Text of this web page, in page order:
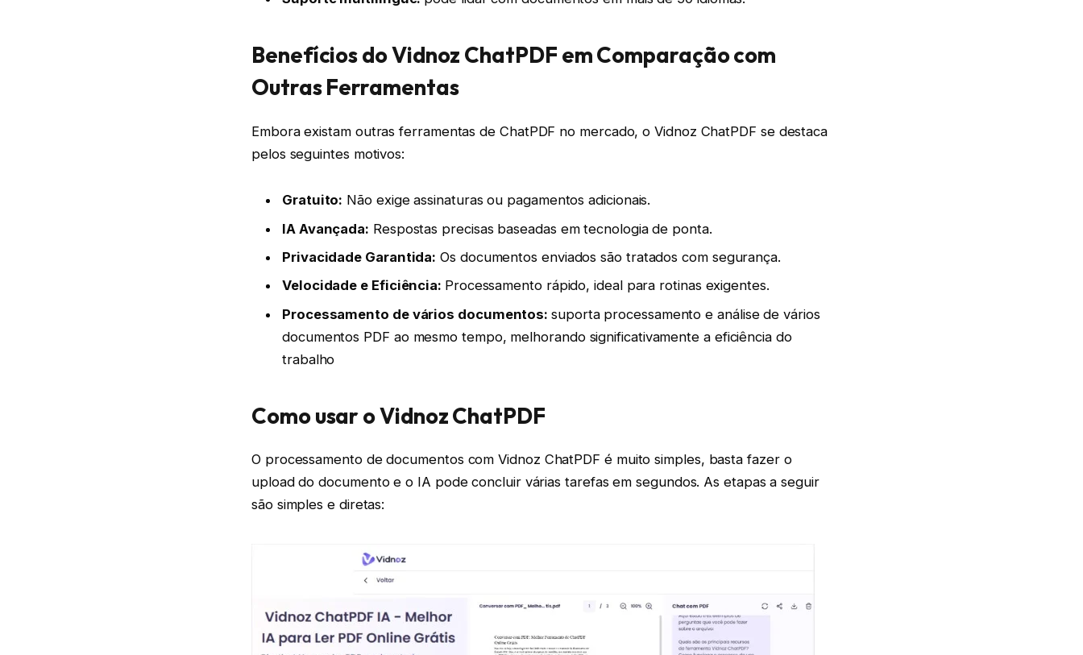
Benefícios do Vidnoz ChatPDF em Comparação com
Outras Ferramentas
Embora existam outras ferramentas de ChatPDF no mercado, o Vidnoz ChatPDF se destaca
pelos seguintes motivos:
Gratuito: Não exige assinaturas ou pagamentos adicionais.
IA Avançada: Respostas precisas baseadas em tecnologia de ponta.
Privacidade Garantida: Os documentos enviados são tratados com segurança.
Velocidade e Eficiência: Processamento rápido, ideal para rotinas exigentes.
Processamento de vários documentos:suporta processamento e análise de vários
documentos PDF ao mesmo tempo, melhorando significativamente a eficiência do
trabalho
Como usar o Vidnoz ChatPDF
O processamento de documentos com Vidnoz ChatPDF é muito simples, basta fazer o
upload do documento e o IA pode concluir várias tarefas em segundos. As etapas a seguir
são simples e diretas: